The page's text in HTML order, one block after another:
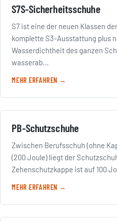
S7S-Sicherheitsschuhe
S7 ist eine der neuen Klassen
komplette S3-Ausstattung plus
Wasserdichtheit des ganzen
wasserab…
MEHR ERFAHREN →
PB-Schutzschuhe
Zwischen Berufsschuh (ohne
(200 Joule) liegt der
Zehenschutzkappe ist auf 100
MEHR ERFAHREN →